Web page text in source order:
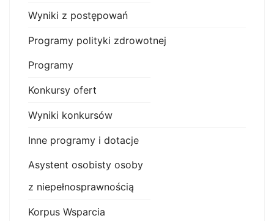
Wyniki z postępowań
Programy polityki zdrowotnej
Programy
Konkursy ofert
Wyniki konkursów
Inne programy i dotacje
Asystent osobisty osoby
z niepełnosprawnością
Korpus Wsparcia